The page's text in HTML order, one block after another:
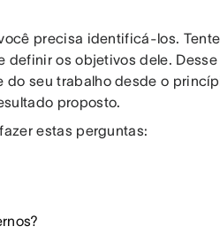
precisa identificá-los.
definir os objetivos dele. Desse
seu trabalho desde o
proposto.
estas perguntas: